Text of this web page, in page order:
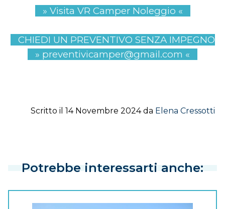
» Visita VR Camper Noleggio «
CHIEDI UN PREVENTIVO SENZA IMPEGNO
» preventivicamper@gmail.com «
Scritto il 14 Novembre 2024 da Elena Cressotti
Potrebbe interessarti anche: